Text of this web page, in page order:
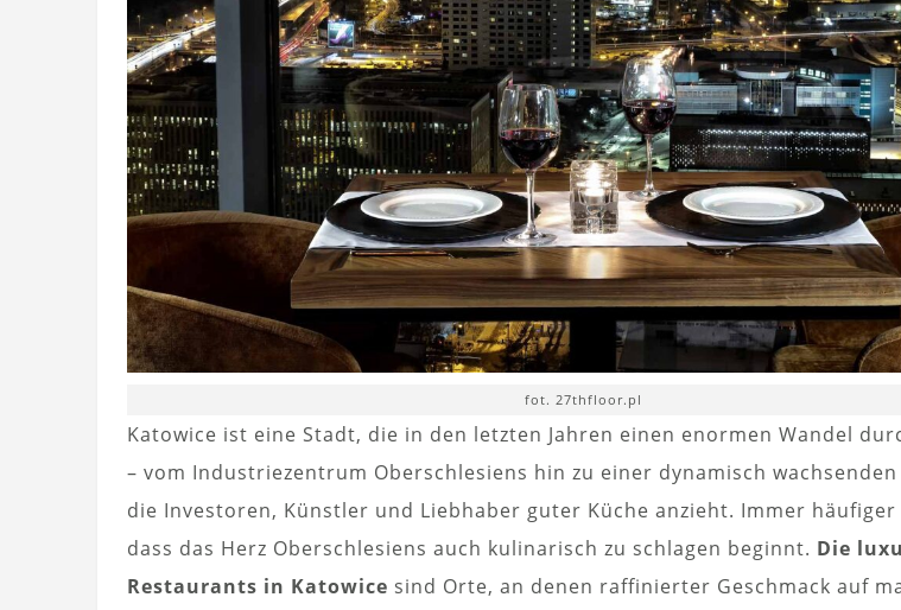
fot. 27thfloor.pl
Katowice ist eine Stadt, die in den letzten Jahren einen enormen Wandel
– vom Industriezentrum Oberschlesiens hin zu einer dynamisch
die Investoren, Künstler und Liebhaber guter Küche anzieht. Immer häufiger
dass das Herz Oberschlesiens auch kulinarisch zu schlagen beginnt. Die
Restaurants in Katowice sind Orte, an denen raffinierter Geschmack auf